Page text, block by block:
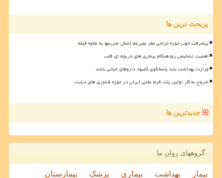
پربحث ترین ها
پیشرفت خوب حوزه جراحی مغز علیرغم اعمال تحریمها به علاوه فیلم
اهمیت تشخیص زودهنگام بیماری های دریچه ای قلب
وزارت بهداشت باید پاسخگوی کمبود داروهای حیاتی باشد
شروع به کار اولین پلت فرم علمی ایران در حوزه فناوری های دیابت
جدیدترین ها
گروههای روان ما
بیمار بهداشت بیماری پزشک بیمارستان